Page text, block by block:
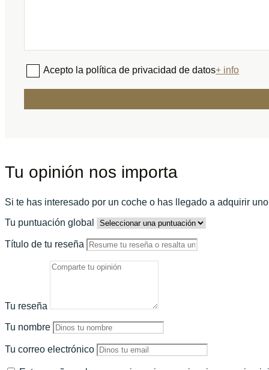
Acepto la política de privacidad de datos+ info
Tu opinión nos importa
Si te has interesado por un coche o has llegado a adquirir
Tu puntuación global
Título de tu reseña
Tu reseña
Tu nombre
Tu correo electrónico